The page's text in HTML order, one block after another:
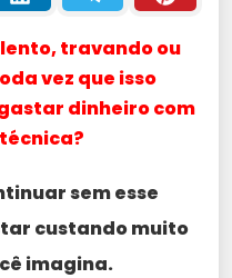
travando ou
vez que isso
dinheiro com
sem esse
custando muito
imagina.